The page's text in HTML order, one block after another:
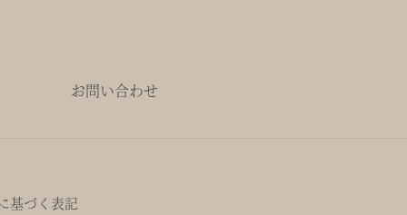
お問い合わせ
基づく表記